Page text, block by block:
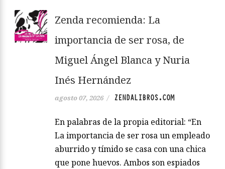
Zenda recomienda: La
importancia de ser rosa, de
Miguel Ángel Blanca y Nuria
Inés Hernández
agosto 07, 2026 / ZENDALIBROS.COM
En palabras de la propia editorial: “En
La importancia de ser rosa un empleado
aburrido y tímido se casa con una chica
que pone huevos. Ambos son espiados